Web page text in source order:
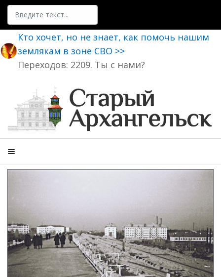
Поиск
Кто хочет, но не знает, как помочь нашим
землякам в зоне СВО >>
Переходов: 2209. Ты с нами?